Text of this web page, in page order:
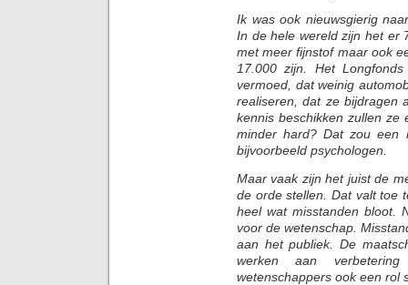
Ik was ook nieuwsgierig
In de hele wereld zijn het er
met meer fijnstof maar ook
17.000 zijn. Het
vermoed, dat weinig
realiseren, dat ze bijdragen
kennis beschikken zullen
minder hard? Dat zou een
bijvoorbeeld psychologen.
Maar vaak zijn het juist de
de orde stellen. Dat valt toe
heel wat misstanden bloot.
voor de wetenschap.
aan het publiek. De
werken aan
wetenschappers ook een rol